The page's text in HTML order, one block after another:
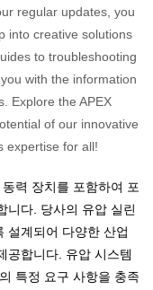
regular updates, you
into creative solutions
to troubleshooting
with the information
Explore the APEX
of our innovative
expertise for all!
력 장치를 포함하여 포
니다. 당사의 유압 실린
설계되어 다양한 산업
공합니다. 유압 시스템
특정 요구 사항을 충족